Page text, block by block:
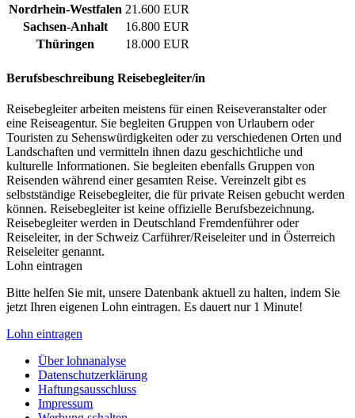
Nordrhein-Westfalen 21.600 EUR
Sachsen-Anhalt
16.800 EUR
Thüringen
18.000 EUR
Berufsbeschreibung Reisebegleiter/in
Reisebegleiter arbeiten meistens für einen Reiseveranstalter oder
eine Reiseagentur. Sie begleiten Gruppen von Urlaubern oder
Touristen zu Sehenswürdigkeiten oder zu verschiedenen Orten und
Landschaften und vermitteln ihnen dazu geschichtliche und
kulturelle Informationen. Sie begleiten ebenfalls Gruppen von
Reisenden während einer gesamten Reise. Vereinzelt gibt es
selbstständige Reisebegleiter, die für private Reisen gebucht werden
können. Reisebegleiter ist keine offizielle Berufsbezeichnung.
Reisebegleiter werden in Deutschland Fremdenführer oder
Reiseleiter, in der Schweiz Carführer/Reiseleiter und in Österreich
Reiseleiter genannt.
Lohn eintragen
Bitte helfen Sie mit, unsere Datenbank aktuell zu halten, indem Sie
jetzt Ihren eigenen Lohn eintragen. Es dauert nur 1 Minute!
Lohn eintragen
Über lohnanalyse
Datenschutzerklärung
Haftungsausschluss
Impressum